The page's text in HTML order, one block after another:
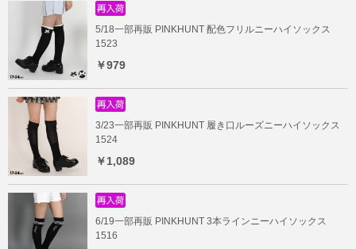
5/18一部再販 PINKHUNT 配色フリルニーハイソックス
1523
￥979
3/23一部再販 PINKHUNT 履き口ルーズニーハイソックス
1524
￥1,089
6/19一部再販 PINKHUNT 3本ラインニーハイソックス
1516